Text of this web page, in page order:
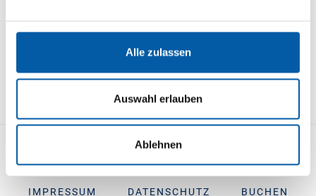
Alle zulassen
Auswahl erlauben
Ablehnen
Zögern Sie nicht und kontaktieren Sie uns gerne über unser
IMPRESSUM
DATENSCHUTZ
BUCHEN